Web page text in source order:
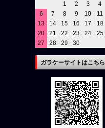
1 2 3 4
6
7 8 9 10 11
13
14 15 16 17 18
20
21 22 23 24 25
27
28 29 30
ガラケーサイトはこちら